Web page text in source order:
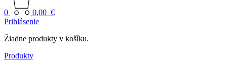
0 0,00 €
Prihlásenie
Žiadne produkty v košíku.
Produkty